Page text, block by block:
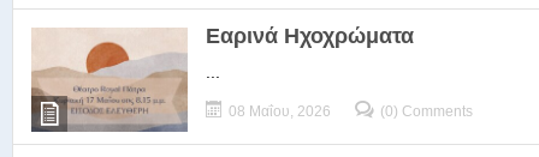
Εαρινά Ηχοχρώματα
08 Μαΐου, 2026 (0) Comments